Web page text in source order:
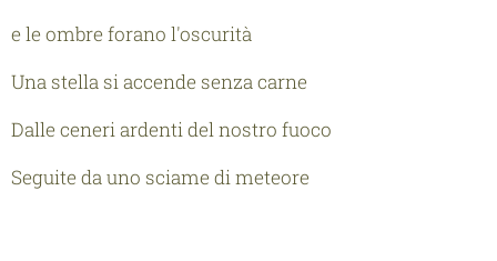
e le ombre forano l'oscurità
Una stella si accende senza carne
Dalle ceneri ardenti del nostro fuoco
Seguite da uno sciame di meteore